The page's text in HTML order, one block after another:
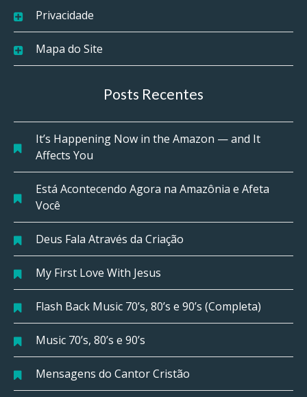
Privacidade
Mapa do Site
Posts Recentes
It’s Happening Now in the Amazon — and It
Affects You
Está Acontecendo Agora na Amazônia e Afeta
Você
Deus Fala Através da Criação
My First Love With Jesus
Flash Back Music 70’s, 80’s e 90’s (Completa)
Music 70’s, 80’s e 90’s
Mensagens do Cantor Cristão